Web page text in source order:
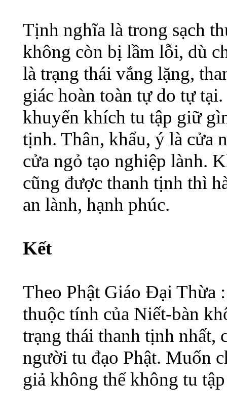
Tịnh nghĩa là trong sạch
không còn bị lầm lỗi, dù
là trạng thái vắng lặng,
giác hoàn toàn tự do tự
khuyến khích tu tập giữ
tịnh. Thân, khẩu, ý là cửa
cửa ngỏ tạo nghiệp lành.
cũng được thanh tịnh thì
an lành, hạnh phúc.
Kết
Theo Phật Giáo Đại Thừa
thuộc tính của Niết-bàn
trạng thái thanh tịnh nhất,
người tu đạo Phật. Muốn
giả không thể không tu